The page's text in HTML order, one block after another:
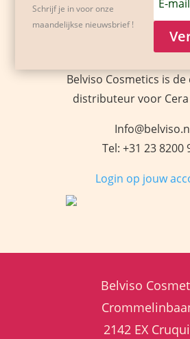
Schrijf je in voor onze
maandelijkse nieuwsbrief !
Belviso Cosmetics is de
distributeur voor
Tel: +31 23 8200
Login op jouw
Belviso
2142 EX